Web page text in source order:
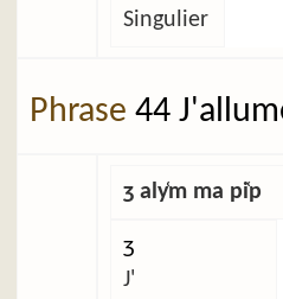
Singulier
Phrase 44
ʒ aly̜m ma pi̜p
ʒ
J'